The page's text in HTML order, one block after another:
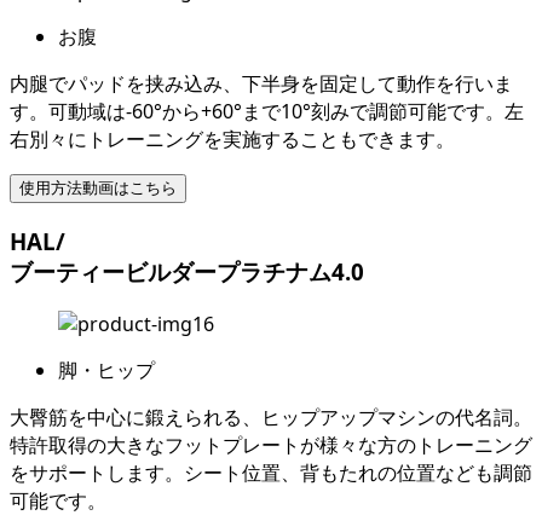
お腹
内腿でパッドを挟み込み、下半身を固定して動作を行いま
す。可動域は-60°から+60°まで10°刻みで調節可能です。左
右別々にトレーニングを実施することもできます。
使用方法動画はこちら
HAL/
ブーティービルダープラチナム4.0
脚・ヒップ
大臀筋を中心に鍛えられる、ヒップアップマシンの代名詞。
特許取得の大きなフットプレートが様々な方のトレーニング
をサポートします。シート位置、背もたれの位置なども調節
可能です。